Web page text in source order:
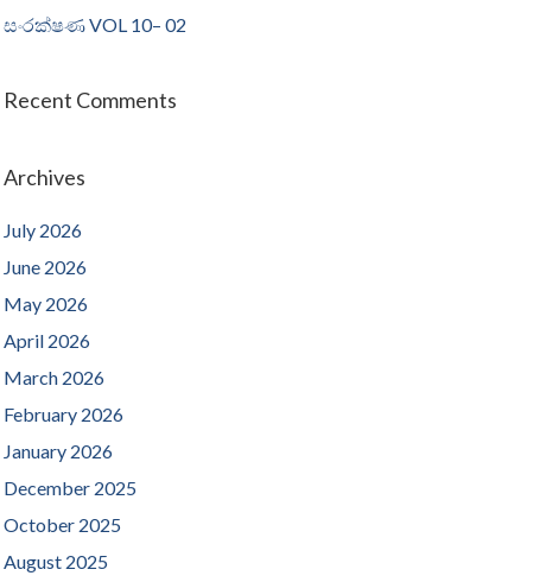
සංරක්ෂණ VOL 10– 02
Recent Comments
Archives
July 2026
June 2026
May 2026
April 2026
March 2026
February 2026
January 2026
December 2025
October 2025
August 2025